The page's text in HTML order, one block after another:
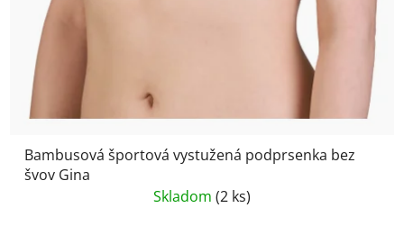
Bambusová športová vystužená podprsenka bez
švov Gina
Skladom (2 ks)